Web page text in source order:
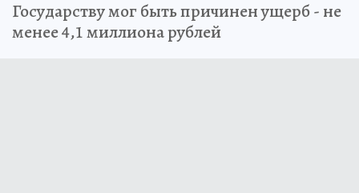
Государству мог быть причинен ущерб - не
менее 4,1 миллиона рублей